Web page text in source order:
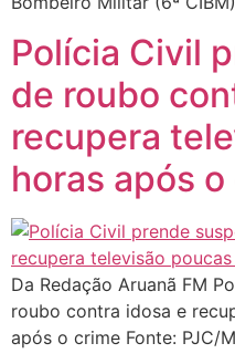
Polícia Civil
de roubo
recupera
horas após
Da Redação Aruanã FM
roubo contra idosa e
após o crime Fonte: PJC/